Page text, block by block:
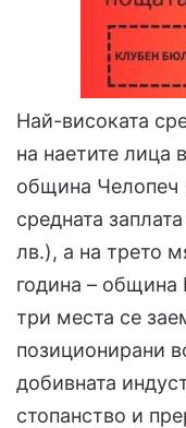
Най-високата
на наетите лица
община Челопеч
средната
лв.), а на трето
година –
три места се
позиционирани
добивната
стопанство и